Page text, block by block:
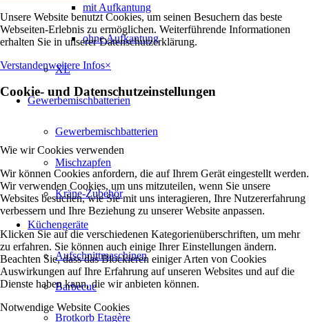
mit Aufkantung
ohne Aufkantung
XL
Gewerbemischbatterien
Gewerbemischbatterien
Mischzapfen
Kräne-Zubehör
Küchengeräte
Aufschnittmaschinen
Barbecue
Brotkorb Etagère
Unsere Website benutzt Cookies, um seinen Besuchern das beste
Webseiten-Erlebnis zu ermöglichen. Weiterführende Informationen
erhalten Sie in unserer Datenschutzerklärung.
Verstandenweitere Infos×
Cookie- und Datenschutzeinstellungen
Wie wir Cookies verwenden
Wir können Cookies anfordern, die auf Ihrem Gerät eingestellt werden.
Wir verwenden Cookies, um uns mitzuteilen, wenn Sie unsere
Websites besuchen, wie Sie mit uns interagieren, Ihre Nutzererfahrung
verbessern und Ihre Beziehung zu unserer Website anpassen.
Klicken Sie auf die verschiedenen Kategorienüberschriften, um mehr
zu erfahren. Sie können auch einige Ihrer Einstellungen ändern.
Beachten Sie, dass das Blockieren einiger Arten von Cookies
Auswirkungen auf Ihre Erfahrung auf unseren Websites und auf die
Dienste haben kann, die wir anbieten können.
Notwendige Website Cookies